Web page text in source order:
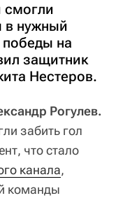
смогли
в нужный
на
защитник
Нестеров.
Рогулев.
забить гол
что стало
канала,
команды